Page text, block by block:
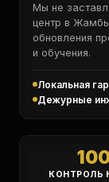
Мы не
центр в
обновления
и обучения.
Локальная
Дежурные
КОНТРОЛЬ